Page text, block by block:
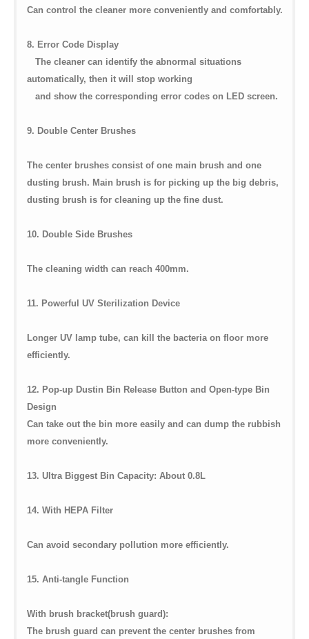
Can control the cleaner more conveniently and comfortably.
8. Error Code Display
The cleaner can identify the abnormal situations
automatically, then it will stop working
and show the corresponding error codes on LED screen.
9. Double Center Brushes
The center brushes consist of one main brush and one
dusting brush. Main brush is for picking up the big debris,
dusting brush is for cleaning up the fine dust.
10. Double Side Brushes
The cleaning width can reach 400mm.
11. Powerful UV Sterilization Device
Longer UV lamp tube, can kill the bacteria on floor more
efficiently.
12. Pop-up Dustin Bin Release Button and Open-type Bin
Design
Can take out the bin more easily and can dump the rubbish
more conveniently.
13. Ultra Biggest Bin Capacity: About 0.8L
14. With HEPA Filter
Can avoid secondary pollution more efficiently.
15. Anti-tangle Function
With brush bracket(brush guard):
The brush guard can prevent the center brushes from